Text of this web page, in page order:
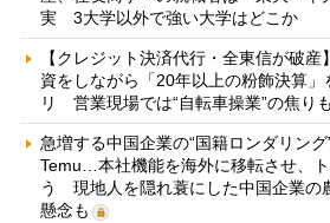
実 3大学以外で強い大学はどこか
【クレジット決済代行・全東信が破
資をしながら「20年以上の粉飾決算
リ 営業現場では“自転車操業”の焦り
急増する中国企業の“国籍ロンダリン
Temu…本社機能を海外に移転させ、
う 現地人を隠れ蓑にした中国企業の
懸念も